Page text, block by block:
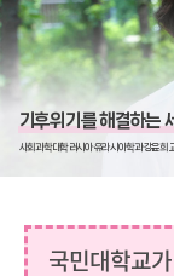
기후위기를 해결하는
사회과학대학 러시아·유라시아학과 강윤희
국민대학교